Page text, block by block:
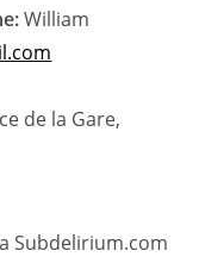
William
de la Gare,
Subdelirium.com